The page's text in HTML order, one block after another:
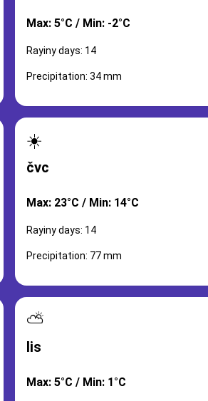
Max: 5°C / Min: -2°C
Rayiny days: 14
Precipitation: 34 mm
☀️
čvc
Max: 23°C / Min: 14°C
Rayiny days: 14
Precipitation: 77 mm
⛅
lis
Max: 5°C / Min: 1°C